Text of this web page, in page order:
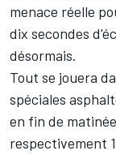
menace réelle
dix secondes
désormais.
Tout se jouera
spéciales
en fin de
respectivement